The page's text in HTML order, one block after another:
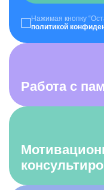
Нажимая кнопку
политикой
Работа с